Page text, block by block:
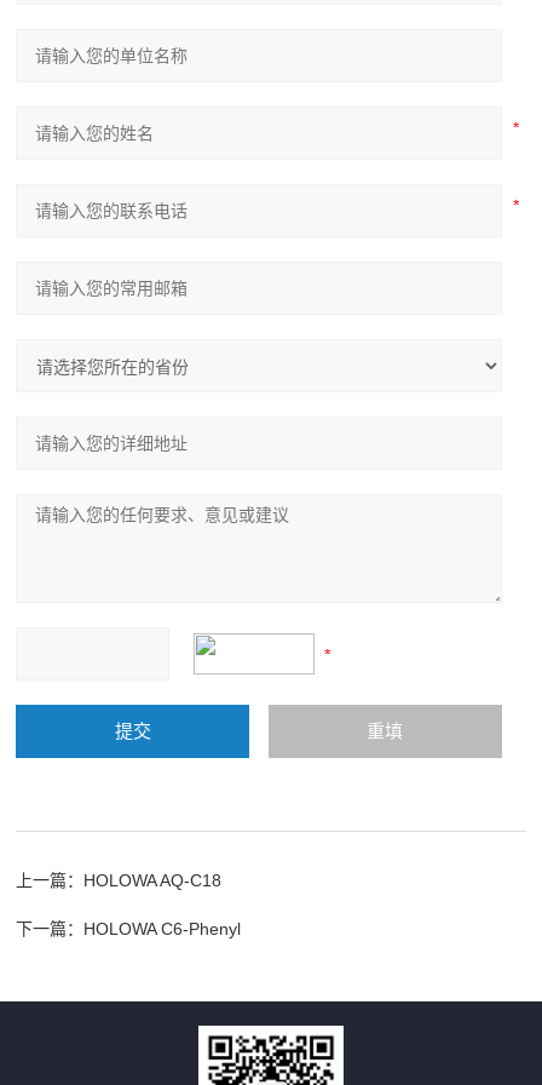
上一篇： HOLOWA AQ-C18
下一篇： HOLOWA C6-Phenyl